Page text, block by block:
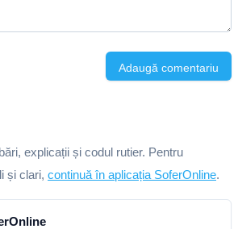
Adaugă comentariu
explicații și codul rutier. Pentru
și clari, continuă în aplicația SoferOnline.